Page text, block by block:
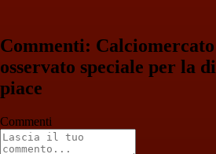
Commenti:
osservato speciale per la
piace
Commenti